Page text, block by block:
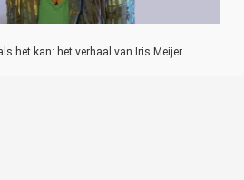
het kan: het verhaal van Iris Meijer